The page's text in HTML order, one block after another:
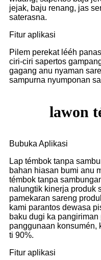
jejak, baju renang, jas
saterasna.
Fitur aplikasi
Pilem perekat lééh
ciri-ciri sapertos
gagang anu nyaman
sampurna nyumponan
lawon
Bubuka Aplikasi
Lap témbok tanpa
bahan hiasan bumi anu
témbok tanpa
nalungtik kinerja produk
pamekaran sareng
kami parantos dewasa
baku dugi ka
panggunaan konsumén,
ti 90%.
Fitur aplikasi